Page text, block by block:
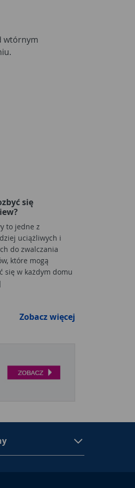
wtórnym
się
to jedne z
uciążliwych i
do zwalczania
które mogą
się w każdym domu
Zobacz więcej